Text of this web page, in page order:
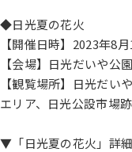
◆日光夏の花火
【開催日時】2023年8
【会場】日光だいや公
【観覧場所】日光だい
エリア、日光公設市場
▼「日光夏の花火」詳